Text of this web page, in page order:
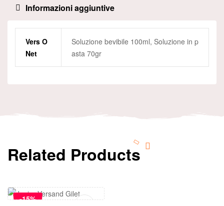
Informazioni aggiuntive
Vers O
Net
Soluzione bevibile 100ml, Soluzione in p
asta 70gr
Related Products
-15%